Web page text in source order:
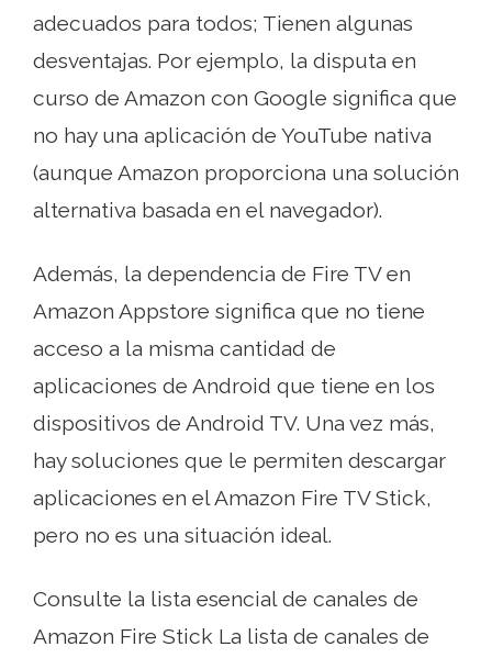
adecuados para todos; Tienen algunas
desventajas. Por ejemplo, la disputa en
curso de Amazon con Google significa que
no hay una aplicación de YouTube nativa
(aunque Amazon proporciona una solución
alternativa basada en el navegador).
Además, la dependencia de Fire TV en
Amazon Appstore significa que no tiene
acceso a la misma cantidad de
aplicaciones de Android que tiene en los
dispositivos de Android TV. Una vez más,
hay soluciones que le permiten descargar
aplicaciones en el Amazon Fire TV Stick,
pero no es una situación ideal.
Consulte la lista esencial de canales de
Amazon Fire Stick La lista de canales de